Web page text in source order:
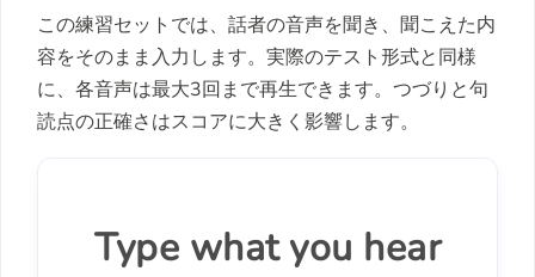
この練習セットでは、話者の音声を聞き、聞こえた内
容をそのまま入力します。実際のテスト形式と同様
に、各音声は最大3回まで再生できます。つづりと句
読点の正確さはスコアに大きく影響します。
Type what you hear